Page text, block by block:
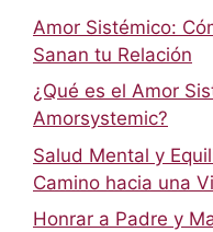
Amor Sistémico:
Sanan tu Relación
¿Qué es el Amor
Amorsystemic?
Salud Mental y
Camino hacia una
Honrar a Padre y